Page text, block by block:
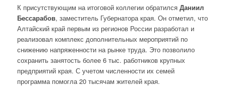
К присутствующим на итоговой коллегии обратился Даниил
Бессарабов, заместитель Губернатора края. Он отметил, что
Алтайский край первым из регионов России разработал и
реализовал комплекс дополнительных мероприятий по
снижению напряженности на рынке труда. Это позволило
сохранить занятость более 6 тыс. работников крупных
предприятий края. С учетом численности их семей
программа помогла 20 тысячам жителей края.